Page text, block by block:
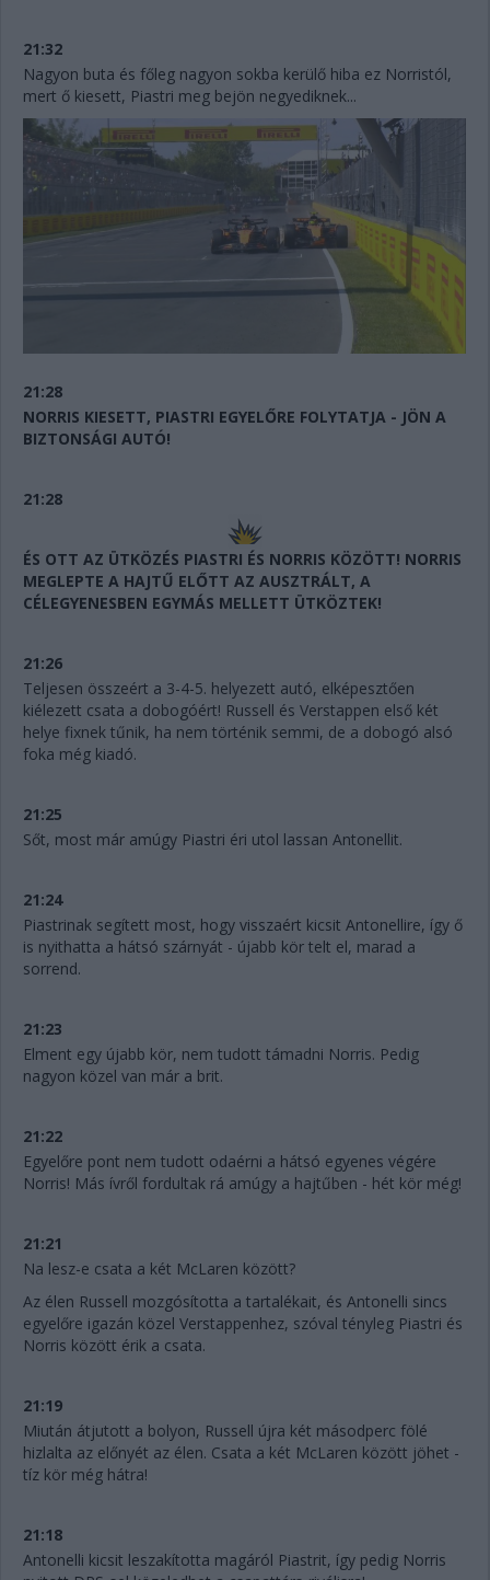
21:32
Nagyon buta és főleg nagyon sokba kerülő hiba ez Norristól,
mert ő kiesett, Piastri meg bejön negyediknek...
21:28
NORRIS KIESETT, PIASTRI EGYELŐRE FOLYTATJA - JÖN A
BIZTONSÁGI AUTÓ!
21:28
ÉS OTT AZ ÜTKÖZÉS PIASTRI ÉS NORRIS KÖZÖTT! NORRIS
MEGLEPTE A HAJTŰ ELŐTT AZ AUSZTRÁLT, A
CÉLEGYENESBEN EGYMÁS MELLETT ÜTKÖZTEK!
21:26
Teljesen összeért a 3-4-5. helyezett autó, elképesztően
kiélezett csata a dobogóért! Russell és Verstappen első két
helye fixnek tűnik, ha nem történik semmi, de a dobogó alsó
foka még kiadó.
21:25
Sőt, most már amúgy Piastri éri utol lassan Antonellit.
21:24
Piastrinak segített most, hogy visszaért kicsit Antonellire, így ő
is nyithatta a hátsó szárnyát - újabb kör telt el, marad a
sorrend.
21:23
Elment egy újabb kör, nem tudott támadni Norris. Pedig
nagyon közel van már a brit.
21:22
Egyelőre pont nem tudott odaérni a hátsó egyenes végére
Norris! Más ívről fordultak rá amúgy a hajtűben - hét kör még!
21:21
Na lesz-e csata a két McLaren között?
Az élen Russell mozgósította a tartalékait, és Antonelli sincs
egyelőre igazán közel Verstappenhez, szóval tényleg Piastri és
Norris között érik a csata.
21:19
Miután átjutott a bolyon, Russell újra két másodperc fölé
hizlalta az előnyét az élen. Csata a két McLaren között jöhet -
tíz kör még hátra!
21:18
Antonelli kicsit leszakította magáról Piastrit, így pedig Norris